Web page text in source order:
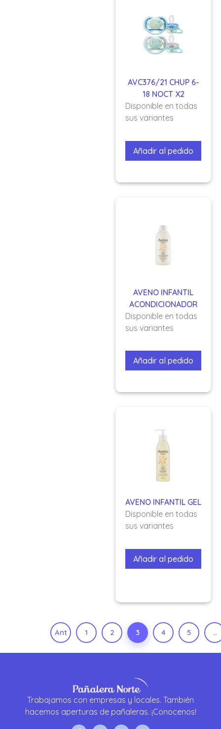
AVC376/21 CHUP 6-
18 NOCT X2
Disponible en todas
sus variantes
Añadir al pedido
AVENO INFANTIL
ACONDICIONADOR
Disponible en todas
sus variantes
Añadir al pedido
AVENO INFANTIL GEL
Disponible en todas
sus variantes
Añadir al pedido
Ant 1 2 3 4 5 …
Trabajamos con empresas y locales. También
hacemos aperturas de pañaleras. ¡Conocenos!